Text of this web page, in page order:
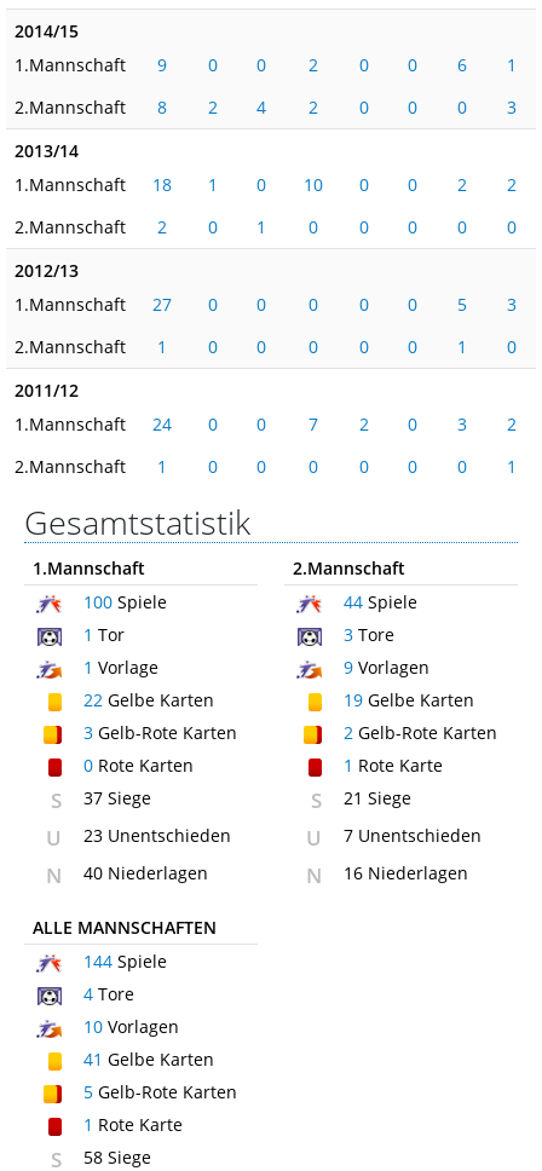
2014/15
1.Mannschaft
9 0 0 2 0 0 6
1
2.Mannschaft
8 2 4 2 0 0 0
3
2013/14
1.Mannschaft
18 1 0 10 0 0 2
2
2.Mannschaft
2 0 1 0 0 0 0
0
2012/13
1.Mannschaft
27 0 0 0 0 0 5
3
2.Mannschaft
1 0 0 0 0 0 1
0
2011/12
1.Mannschaft
24 0 0 7 2 0 3
2
2.Mannschaft
1 0 0 0 0 0 0 1
Gesamtstatistik
1.Mannschaft
100 Spiele
1 Tor
1 Vorlage
22 Gelbe Karten
3 Gelb-Rote Karten
0 Rote Karten
S 37 Siege
U 23 Unentschieden
N 40 Niederlagen
2.Mannschaft
44Spiele
3Tore
9Vorlagen
19Gelbe Karten
2Gelb-Rote Karten
1 Rote Karte
S 21 Siege
U 7 Unentschieden
N 16 Niederlagen
ALLE MANNSCHAFTEN
144 Spiele
4 Tore
10 Vorlagen
41 Gelbe Karten
5 Gelb-Rote Karten
1 Rote Karte
S 58 Siege